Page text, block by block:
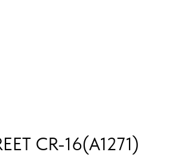
CR-16(A1271)